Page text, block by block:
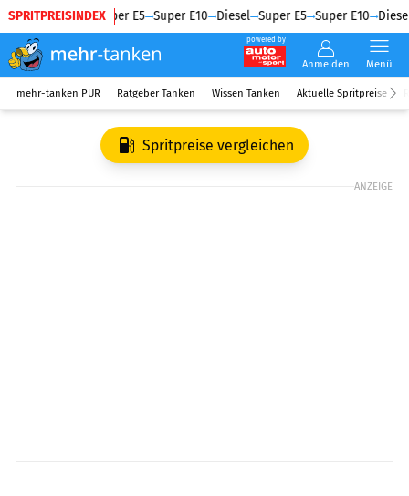
SPRITPREISINDEX
Diesel Super E5 Super E10 Diesel Super E5 Super E10 Diesel
powered by
Anmelden Menü
mehr-tanken PUR Ratgeber Tanken Wissen Tanken Aktuelle Spritpreise
Spritpreise vergleichen
ANZEIGE